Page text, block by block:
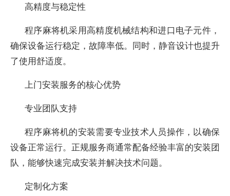
高精度与稳定性
程序麻将机采用高精度机械结构和进口电子元件，
确保设备运行稳定，故障率低。同时，静音设计也提升
了使用舒适度。
上门安装服务的核心优势
专业团队支持
程序麻将机的安装需要专业技术人员操作，以确保
设备正常运行。正规服务商通常配备经验丰富的安装团
队，能够快速完成安装并解决技术问题。
定制化方案